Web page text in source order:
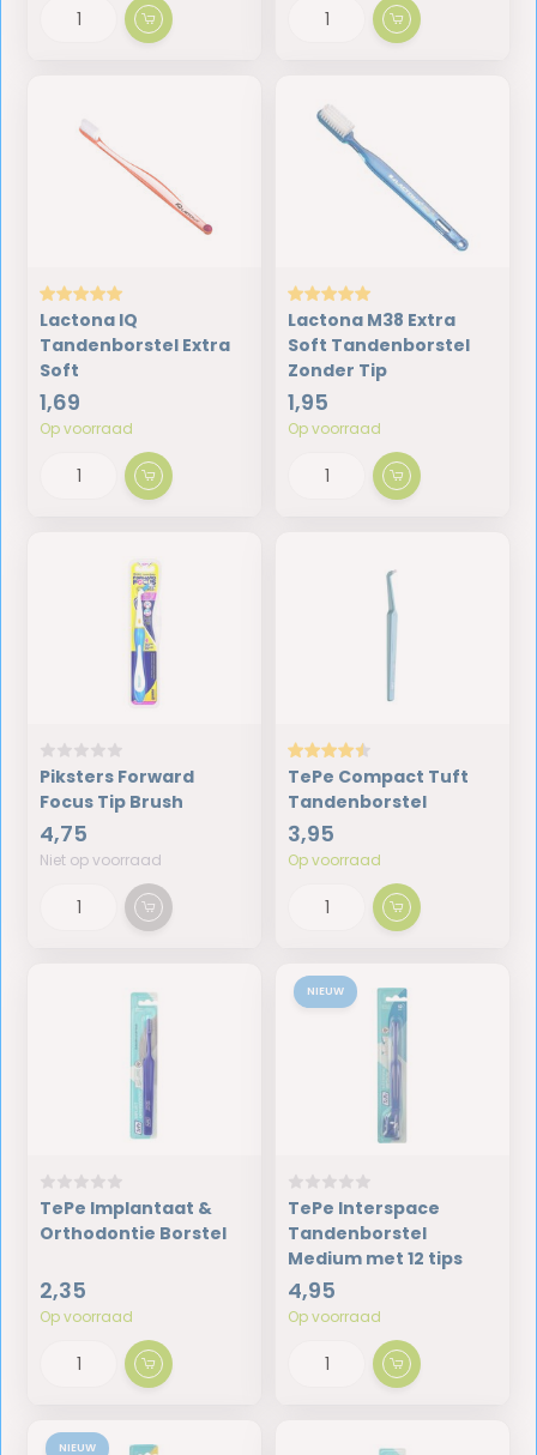
Lactona IQ
Tandenborstel Extra
Soft
1,69
Op voorraad
Lactona M38 Extra
Soft Tandenborstel
Zonder Tip
1,95
Op voorraad
Piksters Forward
Focus Tip Brush
4,75
Niet op voorraad
TePe Compact Tuft
Tandenborstel
3,95
Op voorraad
TePe Implantaat &
Orthodontie Borstel
2,35
Op voorraad
NIEUW
TePe Interspace
Tandenborstel
Medium met 12 tips
4,95
Op voorraad
NIEUW